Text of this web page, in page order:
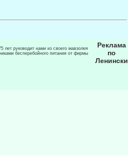
лет руководит нами из своего мавзолея
бесперебойного питания от фирмы
Реклама
по
Ленински